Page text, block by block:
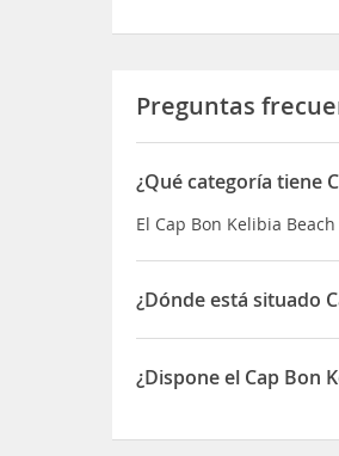
Preguntas
¿Qué categoría tiene
El Cap Bon Kelibia
¿Dónde está situado
El Cap Bon Kelibia
¿Dispone el Cap Bon